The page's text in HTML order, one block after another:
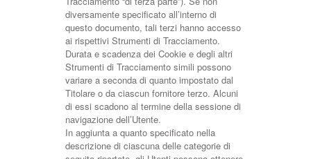
diversamente specificato all’interno di
questo documento, tali terzi hanno accesso
ai rispettivi Strumenti di Tracciamento.
Durata e scadenza dei Cookie e degli altri
Strumenti di Tracciamento simili possono
variare a seconda di quanto impostato dal
Titolare o da ciascun fornitore terzo. Alcuni
di essi scadono al termine della sessione di
navigazione dell’Utente.
In aggiunta a quanto specificato nella
descrizione di ciascuna delle categorie di